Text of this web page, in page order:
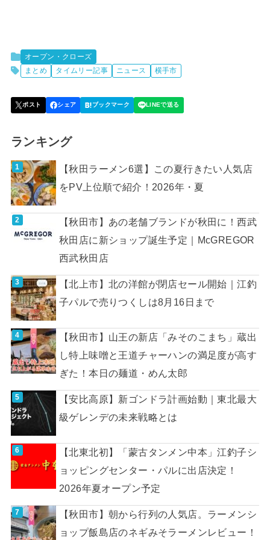
オープン・クローズ
まとめ
タイムリー記事 ニュース 横手市
ランキング
【秋田ラーメン6選】この夏行きたい人気店
をPV上位順で紹介！2026年・夏
【秋田市】あの老舗ブランドが秋田に！西武
秋田店に新ショップ誕生予定｜McGREGOR
西武秋田店
【北上市】北の洋館が閉店セール開始｜江釣
子パルで売りつくしは8月16日まで
【秋田市】山王の新店「みそのこまち」蔵出
し特上味噌と王道チャーハンの満足度が高す
ぎた！本日の麺道・めん太郎
【安比高原】新ゴンドラ計画始動｜東北最大
級ゲレンデの未来戦略とは
【北東北初】「蒙古タンメン中本」江釣子シ
ョッピングセンター・パルに出店決定！
2026年夏オープン予定
【秋田市】朝から行列の人気店。ラーメンシ
ョップ飯島店のネギみそラーメンレビュー！